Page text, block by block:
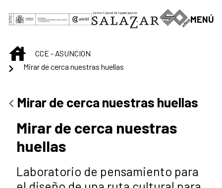
Saltar al contenido principal
MENÚ
INICIOCCE - ASUNCION
Mirar de cerca nuestras huellas
Mirar de cerca nuestras huellas
Mirar de cerca nuestras
huellas
Laboratorio de pensamiento para